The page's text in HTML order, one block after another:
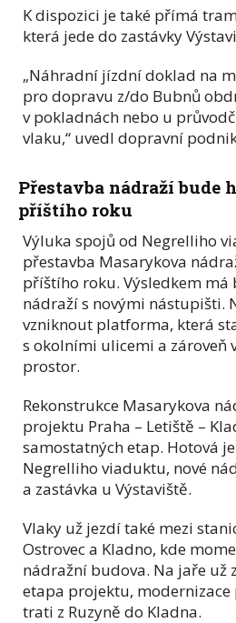
K dispozici je také přímá
která jede do zastávky
„Náhradní jízdní doklad na
pro dopravu z/do Bubnů
v pokladnách nebo u
vlaku,“ uvedl dopravní
Přestavba nádraží bude
příštího roku
Výluka spojů od Negrelliho
přestavba Masarykova
příštího roku. Výsledkem
nádraží s novými nástupišti.
vzniknout platforma, která
s okolními ulicemi a zároveň
prostor.
Rekonstrukce Masarykova
projektu Praha – Letiště –
samostatných etap. Hotová
Negrelliho viaduktu, nové
a zastávka u Výstaviště.
Vlaky už jezdí také mezi
Ostrovec a Kladno, kde
nádražní budova. Na jaře už
etapa projektu,
trati z Ruzyně do Kladna.